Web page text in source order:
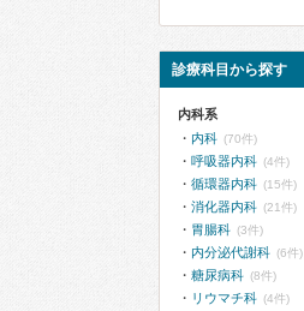
診療科目から探す
内科系
内科 (70件)
呼吸器内科 (4件)
循環器内科 (15件)
消化器内科 (21件)
胃腸科 (3件)
内分泌代謝科 (6件)
糖尿病科 (8件)
リウマチ科 (4件)